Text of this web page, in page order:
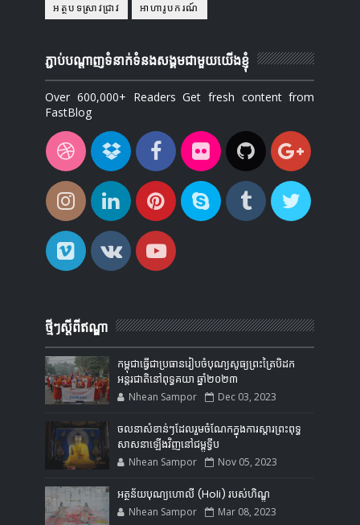
អត្ថបទស្រាវជ្រាវ
អាហារូបករណ៍
ភ្ជាប់បណ្ដាញទំនាក់ទំនងសង្គមជាមួយយើងខ្ញុំ
Over 600,000+ Readers Get fresh content from
FastBlog
ថ្មីៗស្តីពីឥណ្ឌា
កម្ពុជាធ្វើជាប្រធានរៀបចំបុណ្យសូធ្យព្រះត្រៃបិដក
អន្តរជាតិនៅពុទ្ធគយា ឆ្នាំ២០២៣
Nhean Sampor Dec 03, 2023
ចលនាសំខាន់ៗដែលរួមចំណែកក្នុងការស្ដារព្រះពុទ្ធ
សាសនាឡើងវិញនៅជម្ពូទ្វីប
Nhean Sampor Nov 05, 2023
អត្ថន័យបុណ្យហោលី (Holi) របស់ហិណ្ឌូ
Nhean Sampor Mar 08, 2023